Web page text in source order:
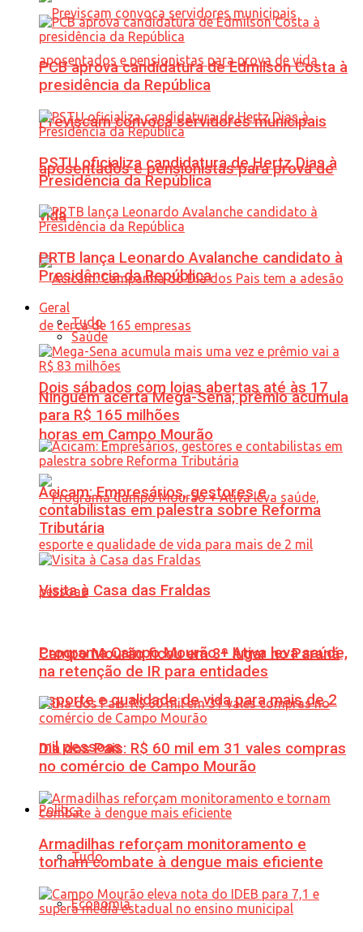
Previscam convoca servidores municipais
aposentados e pensionistas para prova de
vida
Dois sábados com lojas abertas até às 17
horas em Campo Mourão
Programa Campo Mourão + Ativa leva saúde,
esporte e qualidade de vida para mais de 2
mil pessoas
Política
Tudo
Economia
PCB aprova candidatura de Edmilson Costa à
presidência da República
PSTU oficializa candidatura de Hertz Dias à
Presidência da República
PRTB lança Leonardo Avalanche candidato à
Presidência da República
Geral
Tudo
Saúde
Ninguém acerta Mega-Sena; prêmio acumula
para R$ 165 milhões
Acicam: Empresários, gestores e
contabilistas em palestra sobre Reforma
Tributária
Visita à Casa das Fraldas
Campo Mourão ficou em 3º lugar no Paraná
na retenção de IR para entidades
Dia dos Pais: R$ 60 mil em 31 vales compras
no comércio de Campo Mourão
Armadilhas reforçam monitoramento e
tornam combate à dengue mais eficiente